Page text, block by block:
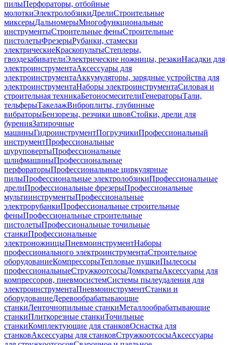
пилыПерфораторы, отбойные
молоткиЭлектролобзикиДрелиСтроительные
миксерыДальномерыМногофункциональные
инструментыСтроительные феныСтроительные
пистолетыФрезерыРубанки, стамески
электрическиеКраскопультыСтеплеры,
гвоздезабивателиЭлектрические ножницы, резакиНасадки для
электроинструментаАксессуары для
электроинструментаАккумуляторы, зарядные устройства для
электроинструментаНаборы электроинструментаСиловая и
строительная техникаБетоносмесителиГенераторыТали,
тельферыТакелажВиброплиты, глубинные
вибраторыБензорезы, резчики швовСтойки, дрели для
буренияЗатирочные
машиныГидроинструментПогрузчикиПрофессиональный
инструментПрофессиональные
шуруповертыПрофессиональные
шлифмашиныПрофессиональные
перфораторыПрофессиональные циркулярные
пилыПрофессиональные электролобзикиПрофессиональные
дрелиПрофессиональные фрезерыПрофессиональные
мультиинструментыПрофессиональные
электрорубанкиПрофессиональные строительные
феныПрофессиональные строительные
пистолетыПрофессиональные точильные
станкиПрофессиональные
электроножницыПневмоинструментНаборы
профессионального электроинструментаСтроительное
оборудованиеКомпрессорыТепловые пушкиПылесосы
профессиональныеСтружкоотсосыДомкратыАксессуары для
компрессоров, пневмосистемСистемы пылеудаления для
электроинструментаПневмоинструментСтанки и
оборудованиеДеревообрабатывающие
станкиЛенточнопильные станкиМеталлообрабатывающие
станкиПлиткорезные станкиТочильные
станкиКомплектующие для станковОснастка для
станковАксессуары для станковСтружкоотсосыАксессуары